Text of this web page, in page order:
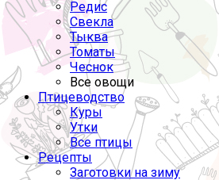
Редис
Свекла
Тыква
Томаты
Чеснок
Все овощи
Птицеводство
Куры
Утки
Все птицы
Рецепты
Заготовки на зиму